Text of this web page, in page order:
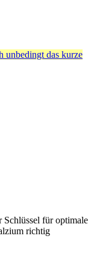
unbedingt das kurze
Schlüssel für optimale
richtig